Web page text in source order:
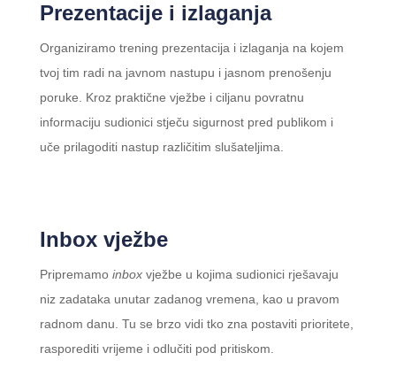
Prezentacije i izlaganja
Organiziramo trening prezentacija i izlaganja na kojem
tvoj tim radi na javnom nastupu i jasnom prenošenju
poruke. Kroz praktične vježbe i ciljanu povratnu
informaciju sudionici stječu sigurnost pred publikom i
uče prilagoditi nastup različitim slušateljima.
Inbox vježbe
Pripremamo inboxvježbe u kojima sudionici rješavaju
niz zadataka unutar zadanog vremena, kao u pravom
radnom danu. Tu se brzo vidi tko zna postaviti prioritete,
rasporediti vrijeme i odlučiti pod pritiskom.